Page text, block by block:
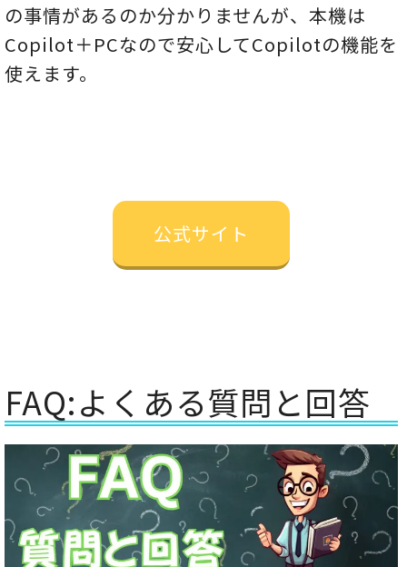
の事情があるのか分かりませんが、本機は
Copilot＋PCなので安心してCopilotの機能を
使えます。
公式サイト
FAQ:よくある質問と回答